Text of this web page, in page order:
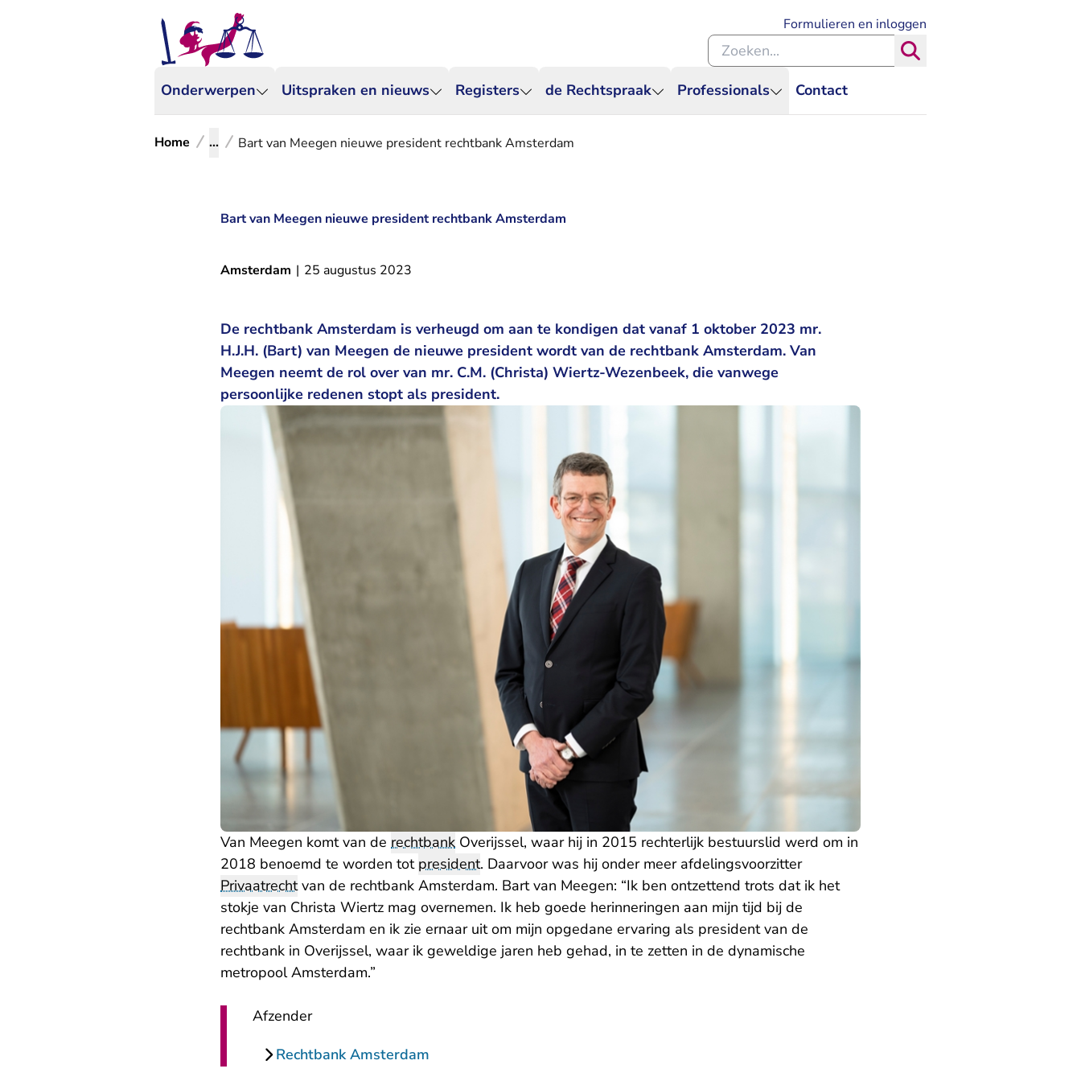
Onderwerpen Uitspraken en nieuws Registers de Rechtspraak Professionals Contact
Formulieren en inloggen
Zoeken binnen de Rechtspraak
Home ... Bart van Meegen nieuwe president rechtbank Amsterdam
Bart van Meegen nieuwe president rechtbank Amsterdam
Amsterdam | 25 augustus 2023
De rechtbank Amsterdam is verheugd om aan te kondigen dat vanaf 1 oktober 2023 mr.
H.J.H. (Bart) van Meegen de nieuwe president wordt van de rechtbank Amsterdam. Van
Meegen neemt de rol over van mr. C.M. (Christa) Wiertz-Wezenbeek, die vanwege
persoonlijke redenen stopt als president.
Van Meegen komt van de rechtbank Overijssel, waar hij in 2015 rechterlijk bestuurslid werd om in
2018 benoemd te worden tot president. Daarvoor was hij onder meer afdelingsvoorzitter
Privaatrechtvan de rechtbank Amsterdam. Bart van Meegen: “Ik ben ontzettend trots dat ik het
stokje van Christa Wiertz mag overnemen. Ik heb goede herinneringen aan mijn tijd bij de
rechtbank Amsterdam en ik zie ernaar uit om mijn opgedane ervaring als president van de
rechtbank in Overijssel, waar ik geweldige jaren heb gehad, in te zetten in de dynamische
metropool Amsterdam.”
Afzender
Rechtbank Amsterdam